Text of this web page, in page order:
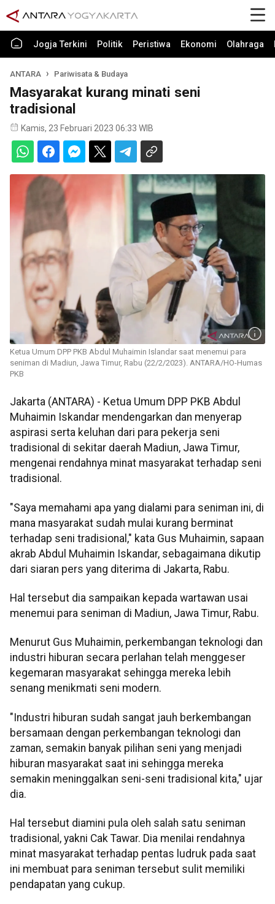
Jogja Terkini Politik Peristiwa Ekonomi Olahraga
ANTARA Pariwisata & Budaya
Masyarakat kurang minati seni
tradisional
Kamis, 23 Februari 2023 06:33 WIB
Ketua Umum DPP PKB Abdul Muhaimin Islandar saat menemui para
seniman di Madiun, Jawa Timur, Rabu (22/2/2023). ANTARA/HO-Humas
PKB
Jakarta (ANTARA) - Ketua Umum DPP PKB Abdul
Muhaimin Iskandar mendengarkan dan menyerap
aspirasi serta keluhan dari para pekerja seni
tradisional di sekitar daerah Madiun, Jawa Timur,
mengenai rendahnya minat masyarakat terhadap seni
tradisional.
"Saya memahami apa yang dialami para seniman ini, di
mana masyarakat sudah mulai kurang berminat
terhadap seni tradisional," kata Gus Muhaimin, sapaan
akrab Abdul Muhaimin Iskandar, sebagaimana dikutip
dari siaran pers yang diterima di Jakarta, Rabu.
Hal tersebut dia sampaikan kepada wartawan usai
menemui para seniman di Madiun, Jawa Timur, Rabu.
Menurut Gus Muhaimin, perkembangan teknologi dan
industri hiburan secara perlahan telah menggeser
kegemaran masyarakat sehingga mereka lebih
senang menikmati seni modern.
"Industri hiburan sudah sangat jauh berkembangan
bersamaan dengan perkembangan teknologi dan
zaman, semakin banyak pilihan seni yang menjadi
hiburan masyarakat saat ini sehingga mereka
semakin meninggalkan seni-seni tradisional kita," ujar
dia.
Hal tersebut diamini pula oleh salah satu seniman
tradisional, yakni Cak Tawar. Dia menilai rendahnya
minat masyarakat terhadap pentas ludruk pada saat
ini membuat para seniman tersebut sulit memiliki
pendapatan yang cukup.